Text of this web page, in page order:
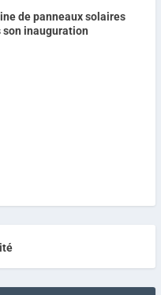
de panneaux solaires
inauguration